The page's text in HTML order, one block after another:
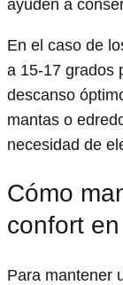
ayuden a
En el caso de
a 15-17 grados
descanso
mantas o
necesidad de
Cómo
confort
Para mantener